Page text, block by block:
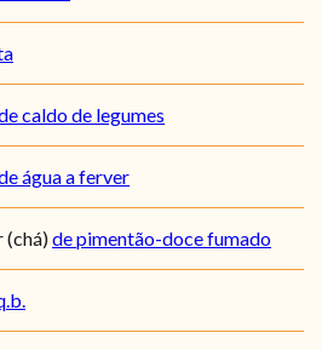
caldo de legumes
água a ferver
(chá)de pimentão-doce fumado